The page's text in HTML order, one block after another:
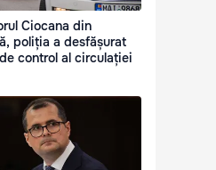
Ciocana din
poliția a desfășurat
control al circulației